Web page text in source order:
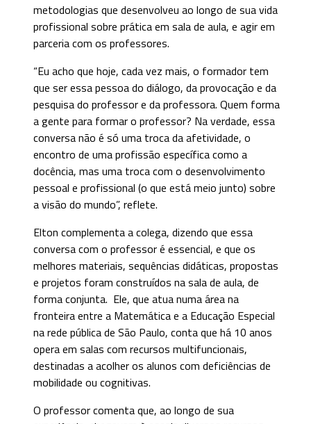
metodologias que desenvolveu ao longo de sua vida
profissional sobre prática em sala de aula, e agir em
parceria com os professores.
“Eu acho que hoje, cada vez mais, o formador tem
que ser essa pessoa do diálogo, da provocação e da
pesquisa do professor e da professora. Quem forma
a gente para formar o professor? Na verdade, essa
conversa não é só uma troca da afetividade, o
encontro de uma profissão específica como a
docência, mas uma troca com o desenvolvimento
pessoal e profissional (o que está meio junto) sobre
a visão do mundo”, reflete.
Elton complementa a colega, dizendo que essa
conversa com o professor é essencial, e que os
melhores materiais, sequências didáticas, propostas
e projetos foram construídos na sala de aula, de
forma conjunta. Ele, que atua numa área na
fronteira entre a Matemática e a Educação Especial
na rede pública de São Paulo, conta que há 10 anos
opera em salas com recursos multifuncionais,
destinadas a acolher os alunos com deficiências de
mobilidade ou cognitivas.
O professor comenta que, ao longo de sua